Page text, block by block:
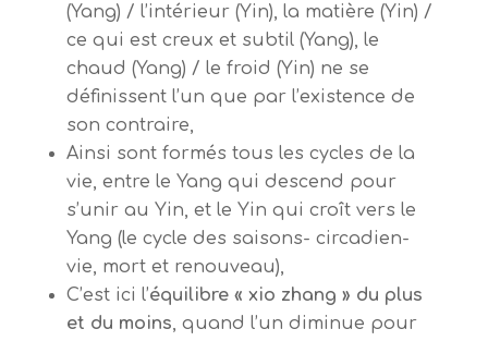
(Yang) / l’intérieur (Yin), la matière (Yin) /
ce qui est creux et subtil (Yang), le
chaud (Yang) / le froid (Yin) ne se
définissent l’un que par l’existence de
son contraire,
Ainsi sont formés tous les cycles de la
vie, entre le Yang qui descend pour
s’unir au Yin, et le Yin qui croît vers le
Yang (le cycle des saisons- circadien-
vie, mort et renouveau),
C’est ici l’équilibre « xio zhang » du plus
et du moins, quand l’un diminue pour